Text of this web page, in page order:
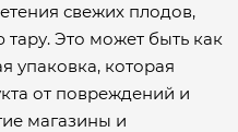
свежих плодов,
Это может быть как
упаковка, которая
от повреждений и
магазины и